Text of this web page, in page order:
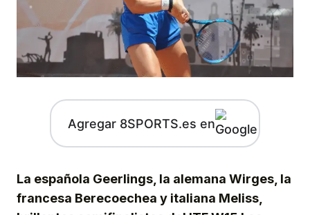
Agregar 8SPORTS.es en
La española Geerlings, la alemana Wirges, la
francesa Berecoechea y italiana Meliss,